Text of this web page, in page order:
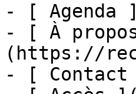
- [
- [ À
(https://
- [